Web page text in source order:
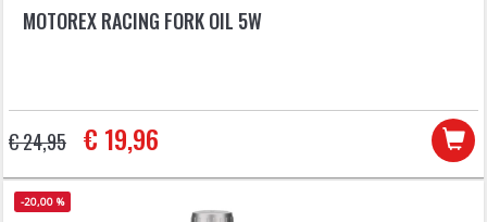
MOTOREX RACING FORK OIL 5W
€ 24,95 € 19,96
-20,00 %